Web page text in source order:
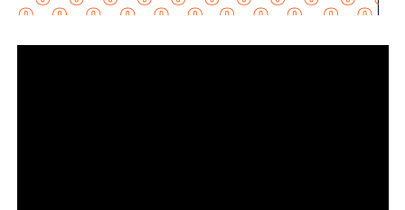
continúa consolidándose como uno de los grandes